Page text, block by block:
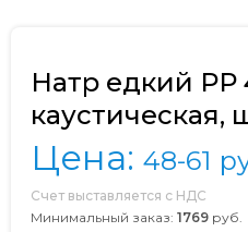
Натр едкий РР
каустическая,
Цена: 48-61
Счет выставляется с НДС
Минимальный заказ: 1769 руб.